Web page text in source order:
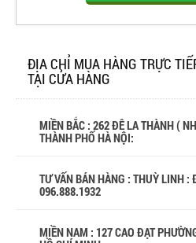
ĐỊA CHỈ MUA HÀNG TRỰC
TẠI CỬA HÀNG
MIỀN BẮC : 262 ĐÊ LA THÀNH (
THÀNH PHỐ HÀ NỘI:
TƯ VẤN BÁN HÀNG : THUỲ LINH :
096.888.1932
MIỀN NAM : 127 CAO ĐẠT